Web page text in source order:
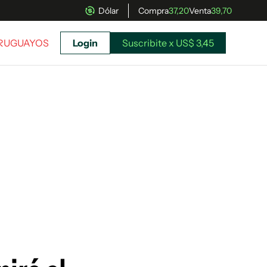
Dólar Compra37,20Venta39,70
Suscribite x US$ 3,45
Login Suscribite x US$ 3,45